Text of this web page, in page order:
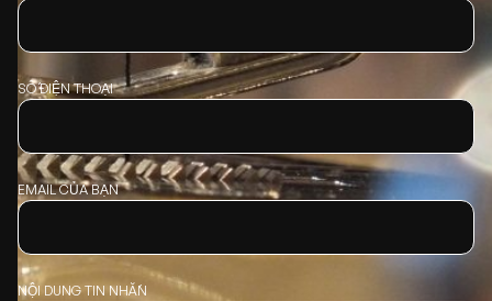
SỐ ĐIỆN THOẠI
EMAIL CỦA BẠN
NỘI DUNG TIN NHẮN